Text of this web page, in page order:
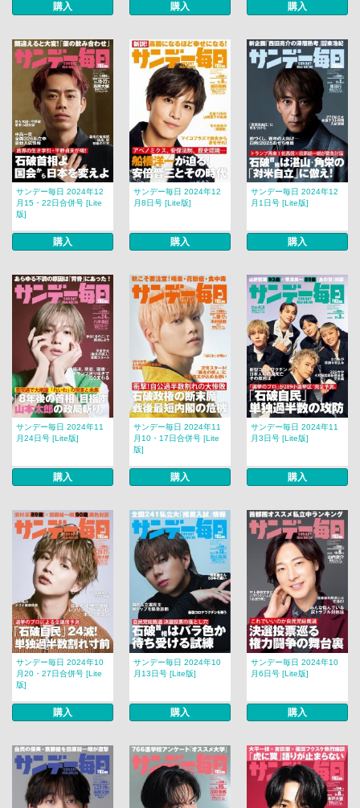
購入 購入 購入
サンデー毎日 2024年12
月15・22日合併号 [Lite
版]
購入
サンデー毎日 2024年12
月8日号 [Lite版]
購入
サンデー毎日 2024年12
月1日号 [Lite版]
購入
サンデー毎日 2024年11
月24日号 [Lite版]
購入
サンデー毎日 2024年11
月10・17日合併号 [Lite
版]
購入
サンデー毎日 2024年11
月3日号 [Lite版]
購入
サンデー毎日 2024年10
月20・27日合併号 [Lite
版]
購入
サンデー毎日 2024年10
月13日号 [Lite版]
購入
サンデー毎日 2024年10
月6日号 [Lite版]
購入